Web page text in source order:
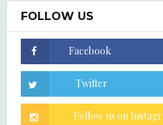
FOLLOW US